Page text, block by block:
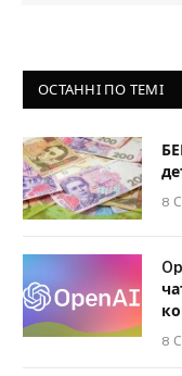
ОСТАННІ ПО ТЕМІ
8
8